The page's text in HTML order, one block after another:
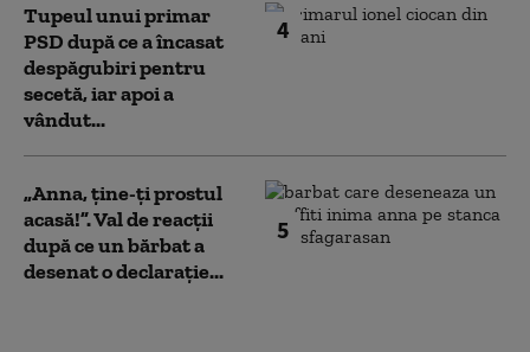
4
Tupeul unui primar
PSD după ce a încasat
despăgubiri pentru
secetă, iar apoi a
vândut...
5
„Anna, ţine-ţi prostul
acasă!”. Val de reacții
după ce un bărbat a
desenat o declarație...